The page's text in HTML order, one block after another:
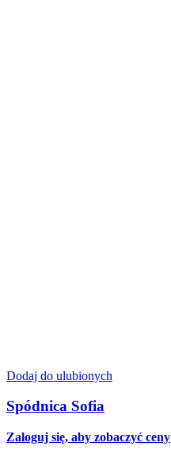
Dodaj do ulubionych
Spódnica Sofia
Zaloguj się, aby zobaczyć ceny